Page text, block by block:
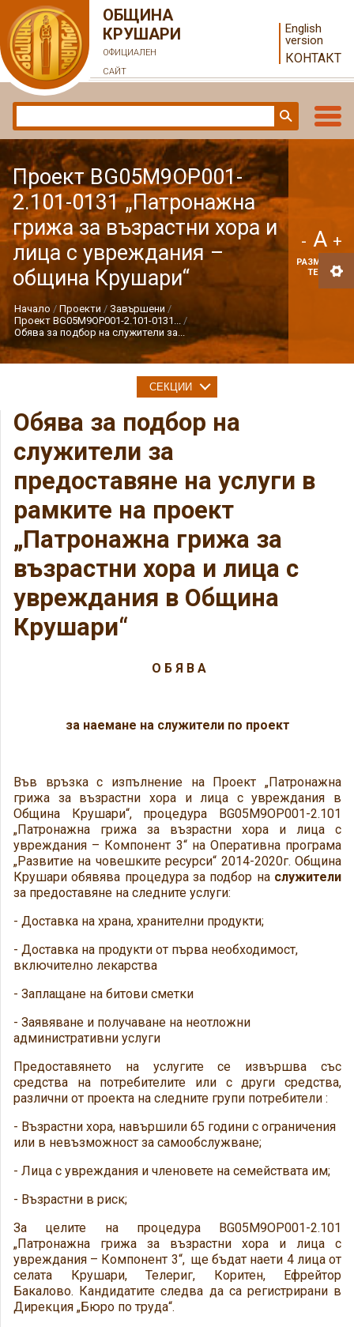
ОБЩИНА
КРУШАРИ
ОФИЦИАЛЕН
САЙТ
English
version
КОНТАКТ
Проект BG05M9OP001-
2.101-0131 „Патронажна
грижа за възрастни хора и
лица с увреждания –
община Крушари“
Начало Проекти
Завършени
Проект BG05M9OP001-2.101-0131...
Обява за подбор на служители за...
- A +
РАЗМЕР НА
ТЕКСТ
Обява за подбор на
служители за
предоставяне на услуги в
рамките на проект
„Патронажна грижа за
възрастни хора и лица с
увреждания в Община
Крушари“
О Б Я В А
за наемане на служители по проект
Във връзка с изпълнение на Проект „Патронажна
грижа за възрастни хора и лица с увреждания в
Община Крушари“, процедура BG05M9OP001-2.101
„Патронажна грижа за възрастни хора и лица с
увреждания – Компонент 3“ на Оперативна програма
„Развитие на човешките ресурси“ 2014-2020г. Община
Крушари обявява процедура за подбор на служители
за предоставяне на следните услуги:
- Доставка на храна, хранителни продукти;
- Доставка на продукти от първа необходимост,
включително лекарства
- Заплащане на битови сметки
- Заявяване и получаване на неотложни
административни услуги
Предоставянето на услугите се извършва със
средства на потребителите или с други средства,
различни от проекта на следните групи потребители :
- Възрастни хора, навършили 65 години с ограничения
или в невъзможност за самообслужване;
- Лица с увреждания и членовете на семействата им;
- Възрастни в риск;
За целите на процедура BG05M9OP001-2.101
„Патронажна грижа за възрастни хора и лица с
увреждания – Компонент 3“, ще бъдат наети 4 лица от
селата Крушари, Телериг, Коритен, Ефрейтор
Бакалово. Кандидатите следва да са регистрирани в
Дирекция „Бюро по труда“.
СЕКЦИИ